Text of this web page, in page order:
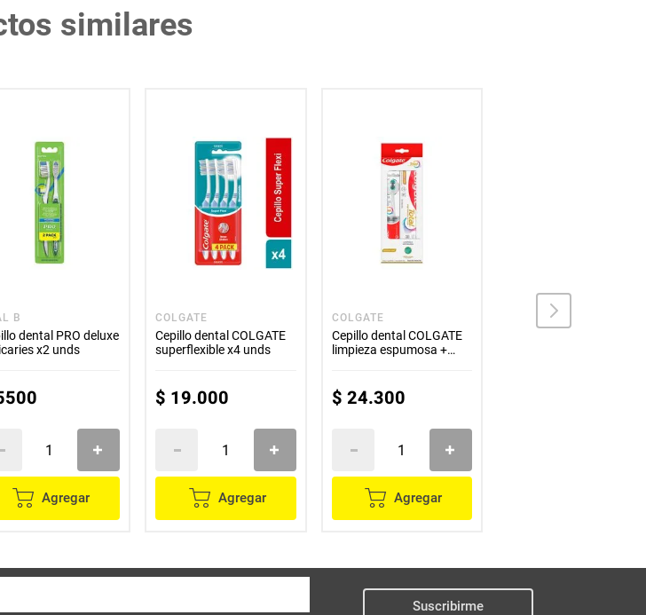
similares
B
dental PRO deluxe
x2 unds
Agregar
COLGATE
Cepillo dental COLGATE
superflexible x4 unds
$ 19.000
Agregar
COLGATE
Cepillo dental COLGATE
limpieza espumosa +
$ 24.300
Agregar
ORAL-PLUS
Suscribirme